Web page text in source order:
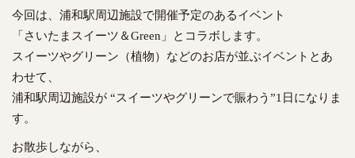
今回は、浦和駅周辺施設で開催予定のあるイベント
「さいたまスイーツ＆Green」とコラボします。
スイーツやグリーン（植物）などのお店が並ぶイベントとあ
わせて、
浦和駅周辺施設が “スイーツやグリーンで賑わう”1日になりま
す。
お散歩しながら、